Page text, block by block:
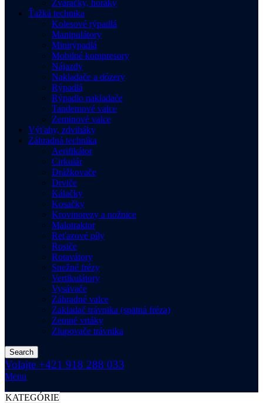
Zváračky, horáky
Ťažká technika
Kolesové rýpadlá
Manipulátory
Minirýpadlá
Mobilné kompresory
Nájazdy
Nakladače a dózery
Rýpadlá
Rýpadlo nakladače
Tandemové valce
Zeminové valce
Výťahy, zdviháky
Záhradná technika
Aerifikátor
Cirkulár
Drážkovače
Drviče
Kálačky
Kosačky
Krovinorezy a nožnice
Malotraktor
Reťazové píly
Rosiče
Rotavátory
Snežné frézy
Vertikulátory
Vysávače
Záhradné valce
Zakladač trávnika (spätná fréza)
Zemné vrtáky
Zlupovače trávnika
Search
Volajte +421 918 288 033
Menu
KATEGÓRIE